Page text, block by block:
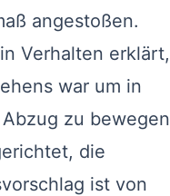
angestoßen.
Verhalten erklärt,
war um in
zu bewegen
die
ist von